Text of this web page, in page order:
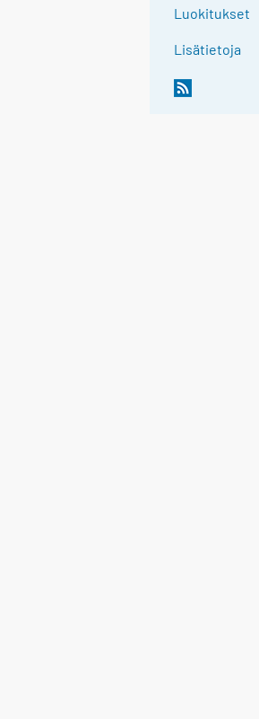
Luokitukset
Lisätietoja